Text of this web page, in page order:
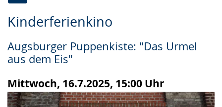
Kinderferienkino
Augsburger Puppenkiste: "Das Urmel
aus dem Eis"
Mittwoch, 16.7.2025, 15:00 Uhr
Leichten
wechseln.
Audio-
Video
Deutscher
wird
angezeigt.